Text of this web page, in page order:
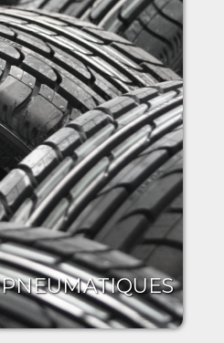
PNEUMATIQUES